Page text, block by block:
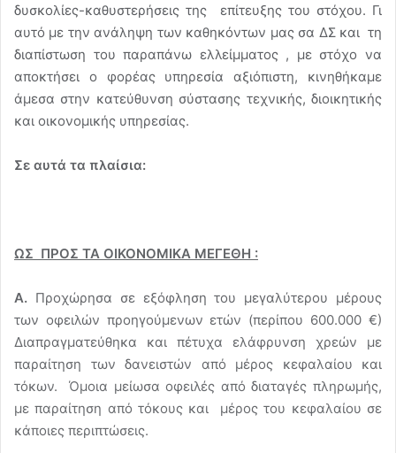
δυσκολίες-καθυστερήσεις της επίτευξης του στόχου. Γι
αυτό με την ανάληψη των καθηκόντων μας σα ΔΣ και τη
διαπίστωση του παραπάνω ελλείμματος , με στόχο να
αποκτήσει ο φορέας υπηρεσία αξιόπιστη, κινηθήκαμε
άμεσα στην κατεύθυνση σύστασης τεχνικής, διοικητικής
και οικονομικής υπηρεσίας.
Σε αυτά τα πλαίσια:
ΩΣ ΠΡΟΣ ΤΑ ΟΙΚΟΝΟΜΙΚΑ ΜΕΓΕΘΗ :
Α. Προχώρησα σε εξόφληση του μεγαλύτερου μέρους
των οφειλών προηγούμενων ετών (περίπου 600.000 €)
Διαπραγματεύθηκα και πέτυχα ελάφρυνση χρεών με
παραίτηση των δανειστών από μέρος κεφαλαίου και
τόκων. Όμοια μείωσα οφειλές από διαταγές πληρωμής,
με παραίτηση από τόκους και μέρος του κεφαλαίου σε
κάποιες περιπτώσεις.